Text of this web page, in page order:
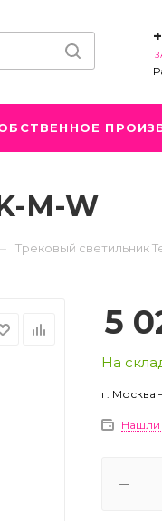
M-W
Трековый светильник
5
На
г. Москва
Нашли